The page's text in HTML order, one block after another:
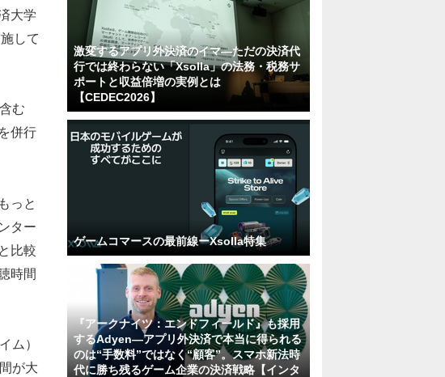
大学
して
む
併行
っと
ター
比較
時間
ム）
が大
激変するアプリ外決済のイマ―ただの決済代
行では終わらない「Xsolla」の法務・税務サ
ポートと収益倍増の実例とは
【CEDEC2026】
ゲームコマースの最前線ーXsolla特集
『アークナイツ：エンドフィールド』も採用
するAdyen―アプリ外決済で本当に得られる
のは“手数料”ではなく“顧客”。スマホ新法時
代に勝ち残るゲーム企業の決済戦略【インタ